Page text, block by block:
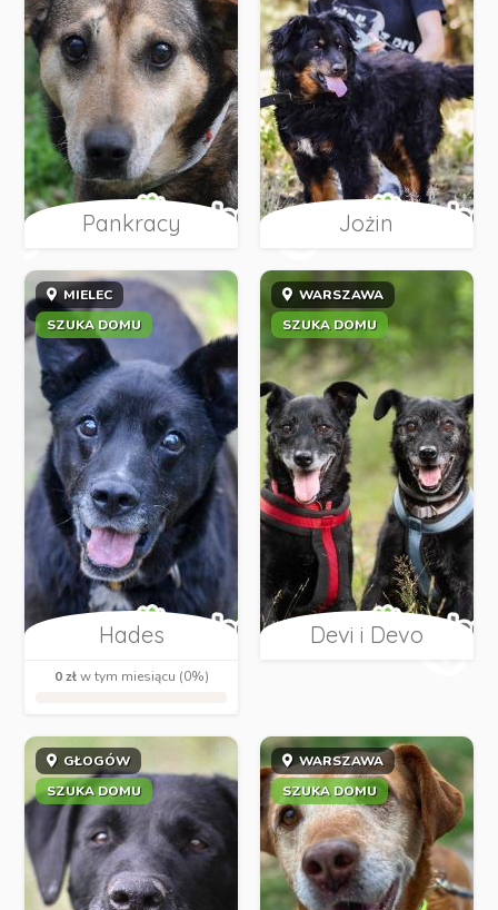
Pankracy Jożin
MIELEC
SZUKA DOMU
Hades
0 złw tym miesiącu (0%)
WARSZAWA
SZUKA DOMU
Devi i Devo
GŁOGÓW
SZUKA DOMU
WARSZAWA
SZUKA DOMU